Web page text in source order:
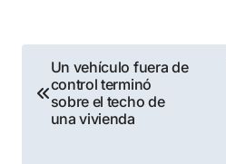
Navegación
de
Un vehículo fuera de
control terminó
sobre el techo de
una vivienda